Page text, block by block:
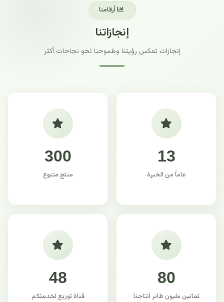
أرقامنا
إنجازاتنا
إنجازات تعكس رؤيتنا وطموحنا نحو نجاحات أكثر
13
عاماً من الخبرة
300
منتج متنوع
80
ثمانين مليون طائر انتاجنا
48
قناة توزيع لخدمتكم